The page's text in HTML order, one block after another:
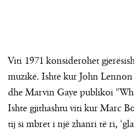
Viti 1971 konsiderohet
muzikë. Ishte kur John
dhe Marvin Gaye publikoi
Ishte gjithashtu viti kur Marc
tij si mbret i një zhanri të ri,